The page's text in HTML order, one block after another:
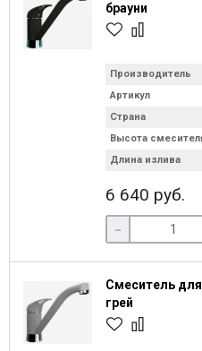
брауни
Производитель
Артикул
Страна
Высота
Длина излива
6 640 руб.
-
Смеситель
грей